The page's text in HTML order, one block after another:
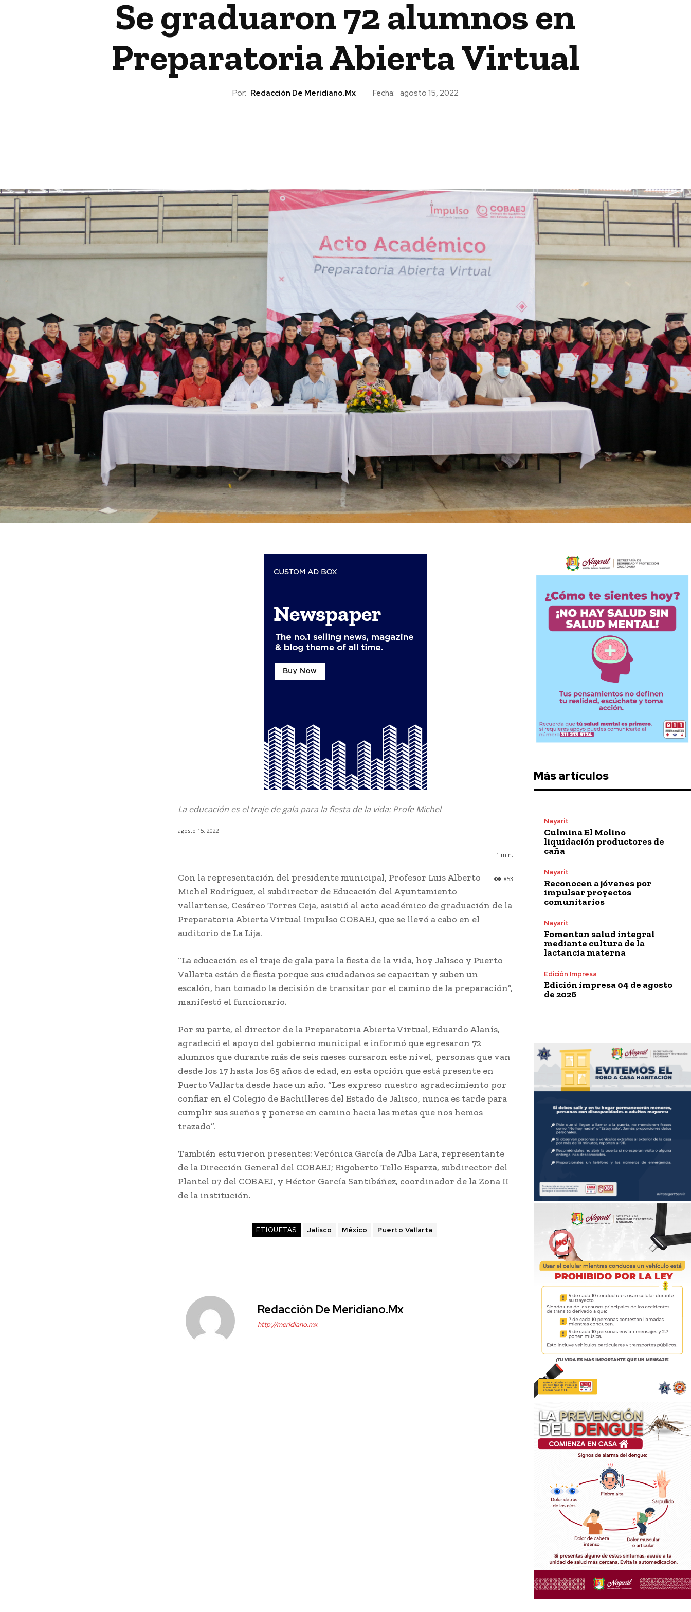
Se graduaron 72 alumnos en
Preparatoria Abierta Virtual
Por: Redacción De Meridiano.mx Fecha: agosto 15, 2022
La educación es el traje de gala para la fiesta de la vida: Profe Michel
agosto 15, 2022
1 min.
853
Con la representación del presidente municipal, Profesor Luis Alberto
Michel Rodríguez, el subdirector de Educación del Ayuntamiento
vallartense, Cesáreo Torres Ceja, asistió al acto académico de graduación de la
Preparatoria Abierta Virtual Impulso COBAEJ, que se llevó a cabo en el
auditorio de La Lija.
“La educación es el traje de gala para la fiesta de la vida, hoy Jalisco y Puerto
Vallarta están de fiesta porque sus ciudadanos se capacitan y suben un
escalón, han tomado la decisión de transitar por el camino de la preparación”,
manifestó el funcionario.
Por su parte, el director de la Preparatoria Abierta Virtual, Eduardo Alanís,
agradeció el apoyo del gobierno municipal e informó que egresaron 72
alumnos que durante más de seis meses cursaron este nivel, personas que van
desde los 17 hasta los 65 años de edad, en esta opción que está presente en
Puerto Vallarta desde hace un año. “Les expreso nuestro agradecimiento por
confiar en el Colegio de Bachilleres del Estado de Jalisco, nunca es tarde para
cumplir sus sueños y ponerse en camino hacia las metas que nos hemos
trazado”.
También estuvieron presentes: Verónica García de Alba Lara, representante
de la Dirección General del COBAEJ; Rigoberto Tello Esparza, subdirector del
Plantel 07 del COBAEJ, y Héctor García Santibáñez, coordinador de la Zona II
de la institución.
ETIQUETAS Jalisco México Puerto Vallarta
Redacción De Meridiano.mx
http://meridiano.mx
Más artículos
Nayarit
Culmina El Molino
liquidación productores de
caña
Nayarit
Reconocen a jóvenes por
impulsar proyectos
comunitarios
Nayarit
Fomentan salud integral
mediante cultura de la
lactancia materna
Edición Impresa
Edición impresa 04 de agosto
de 2026